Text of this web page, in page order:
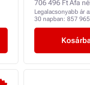
706 496 Ft Áfa
Legalacsonyabb ár
30 napban: 857